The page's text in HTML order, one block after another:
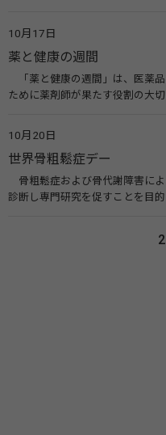
10月17日
薬と健康の週間
「薬と健康の週間」は、医薬
ために薬剤師が果たす役割の大
伝えたい！薬との付き合い方」
10月20日
世界骨粗鬆症デー
骨粗鬆症および骨代謝障害に
診断し専門研究を促すことを目
法人 骨粗鬆症財団 世界骨粗鬆症